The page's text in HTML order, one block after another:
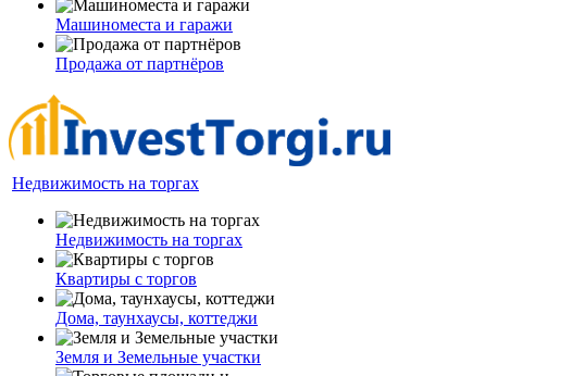
Машиноместа и гаражи
Продажа от партнёров
Недвижимость на торгах
Недвижимость на торгах
Квартиры с торгов
Дома, таунхаусы, коттеджи
Земля и Земельные участки